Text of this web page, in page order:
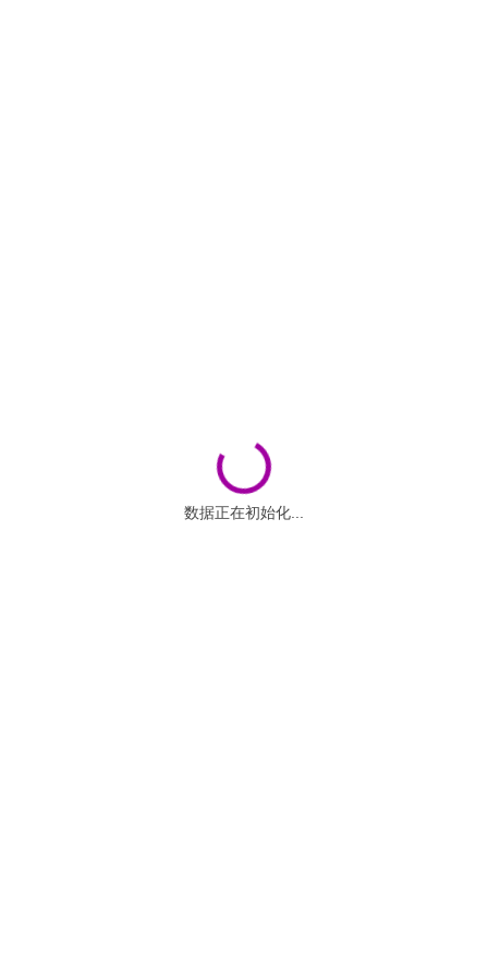
数据正在初始化...